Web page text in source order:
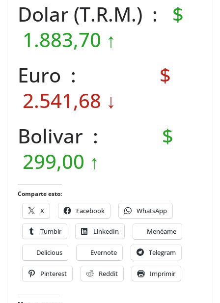
Dolar (T.R.M.) :
$
1.883,70 ↑
Euro :
$
2.541,68 ↓
Bolivar :
$
299,00 ↑
Comparte esto:
X Facebook WhatsApp
Tumblr LinkedIn Menéame
Delicious Evernote Telegram
Pinterest Reddit Imprimir